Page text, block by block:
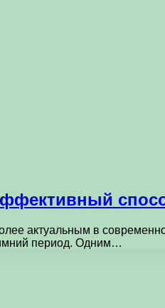
актуальным в
период. Одним…